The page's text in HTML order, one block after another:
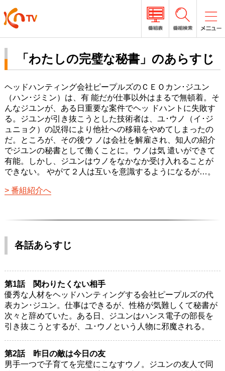
「わたしの完璧な秘書」のあらすじ
ヘッドハンティング会社ピープルズのＣＥＯカン･ジユン
（ハン･ジミン）は、有 能だが仕事以外はまるで無頓着。そ
んなジユンが、ある日重要な案件でヘッ ドハントに失敗す
る。ジユンが引き抜こうとした技術者は、ユ･ウノ（イ･ジ
ュニョク）の説得により他社への移籍をやめてしまったの
だ。ところが、その後ウ ノは会社を解雇され、知人の紹介
でジユンの秘書として働くことに。ウノは気 遣いができて
有能。しかし、ジユンはウノをなかなか受け入れることが
できない。 やがて２人は互いを意識するようになるが…。
番組紹介へ
各話あらすじ
第1話 関わりたくない相手
優秀な人材をヘッドハンティングする会社ピープルズの代
表カン･ジユン。仕事はできるが、性格が気難しくて秘書が
次々と辞めていた。ある日、ジユンはハンス電子の部長を
引き抜こうとするが、ユ･ウノという人物に邪魔される。
第2話 昨日の敵は今日の友
男手一つで子育てを完璧にこなすウノ。ジユンの友人で同